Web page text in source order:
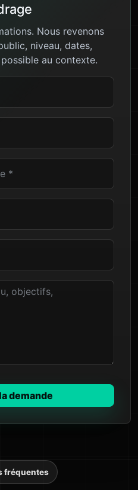
Nous revenons
niveau, dates,
au contexte.
et contraintes
demande
fréquentes